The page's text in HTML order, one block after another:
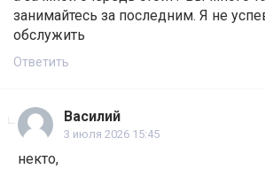
занимайтесь за последним. Я не
обслужить
Ответить
Василий
3 июля 2026 15:45
некто,